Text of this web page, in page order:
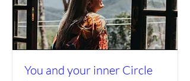
You and your inner Circle